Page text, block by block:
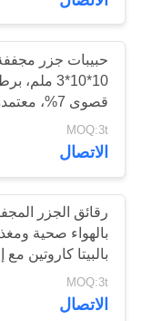
سياسة
الخصوصية
النقي
رقائق
58
حبيبات جزر
10*10*3 ملم،
قصوى 7%،
نظام تحليل
الأليفة
MOQ:3t
الاتصال
رقائق الجزر
بالهواء صحية
بالبيتا كاروتين مع
* 10 * 3 ملم
MOQ:3t
الاتصال